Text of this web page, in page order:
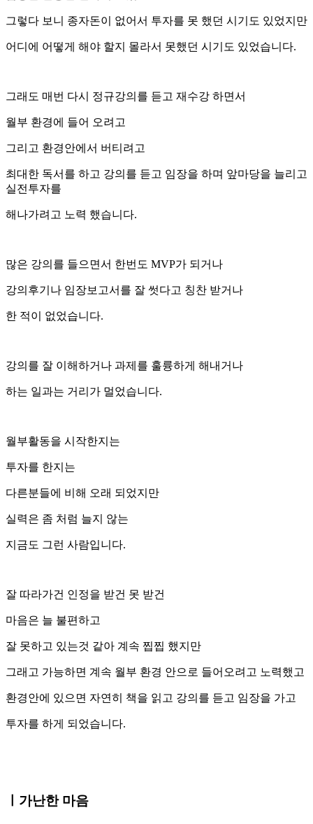
그렇다 보니 종자돈이 없어서 투자를 못 했던 시기도 있었지만
어디에 어떻게 해야 할지 몰라서 못했던 시기도 있었습니다.
그래도 매번 다시 정규강의를 듣고 재수강 하면서
월부 환경에 들어 오려고
그리고 환경안에서 버티려고
최대한 독서를 하고 강의를 듣고 임장을 하며 앞마당을 늘리고
실전투자를
해나가려고 노력 했습니다.
많은 강의를 들으면서 한번도 MVP가 되거나
강의후기나 임장보고서를 잘 썻다고 칭찬 받거나
한 적이 없었습니다.
강의를 잘 이해하거나 과제를 훌륭하게 해내거나
하는 일과는 거리가 멀었습니다.
월부활동을 시작한지는
투자를 한지는
다른분들에 비해 오래 되었지만
실력은 좀 처럼 늘지 않는
지금도 그런 사람입니다.
잘 따라가건 인정을 받건 못 받건
마음은 늘 불편하고
잘 못하고 있는것 같아 계속 찝찝 했지만
그래고 가능하면 계속 월부 환경 안으로 들어오려고 노력했고
환경안에 있으면 자연히 책을 읽고 강의를 듣고 임장을 가고
투자를 하게 되었습니다.
ㅣ가난한 마음